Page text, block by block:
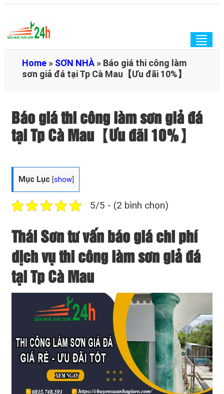
Home » SƠN NHÀ » Báo giá thi công làm
sơn giả đá tại Tp Cà Mau【Ưu đãi 10%】
Báo giá thi công làm sơn giả đá
tại Tp Cà Mau【Ưu đãi 10%】
Mục Lục [show
5/5 - (2 bình chọn)
Thái Sơn tư vấn báo giá chi phí
dịch vụ thi công làm sơn giả đá
tại Tp Cà Mau